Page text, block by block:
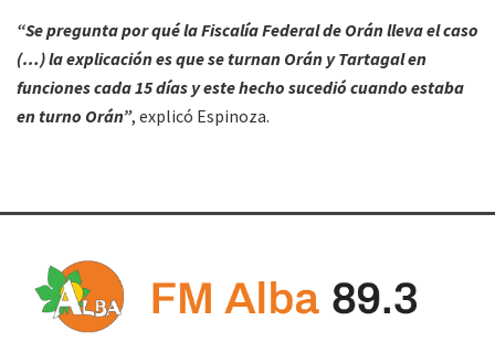
“Se pregunta por qué la Fiscalía Federal de Orán lleva el caso
(…) la explicación es que se turnan Orán y Tartagal en
funciones cada 15 días y este hecho sucedió cuando estaba
en turno Orán”, explicó Espinoza.